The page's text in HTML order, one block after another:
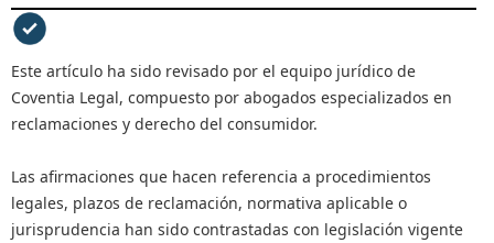
Este artículo ha sido revisado por el equipo jurídico de
Coventia Legal, compuesto por abogados especializados en
reclamaciones y derecho del consumidor.
Las afirmaciones que hacen referencia a procedimientos
legales, plazos de reclamación, normativa aplicable o
jurisprudencia han sido contrastadas con legislación vigente